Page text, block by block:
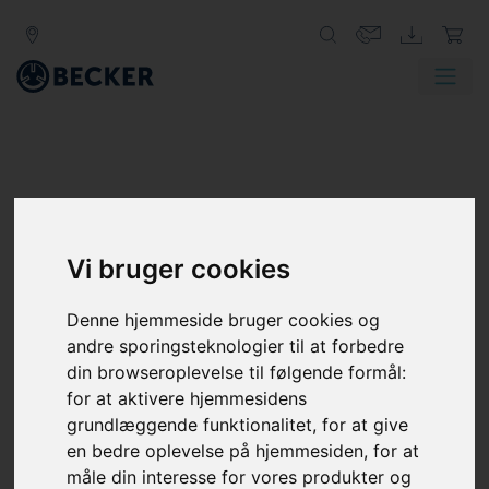
Vi bruger cookies
Denne hjemmeside bruger cookies og
andre sporingsteknologier til at forbedre
din browseroplevelse til følgende formål:
for at aktivere hjemmesidens
grundlæggende funktionalitet,for at give
en bedre oplevelse på hjemmesiden,for at
måle din interesse for vores produkter og